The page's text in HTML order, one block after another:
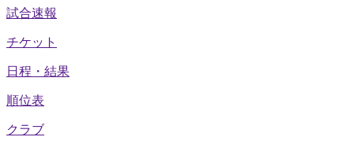
試合速報
チケット
日程・結果
順位表
クラブ